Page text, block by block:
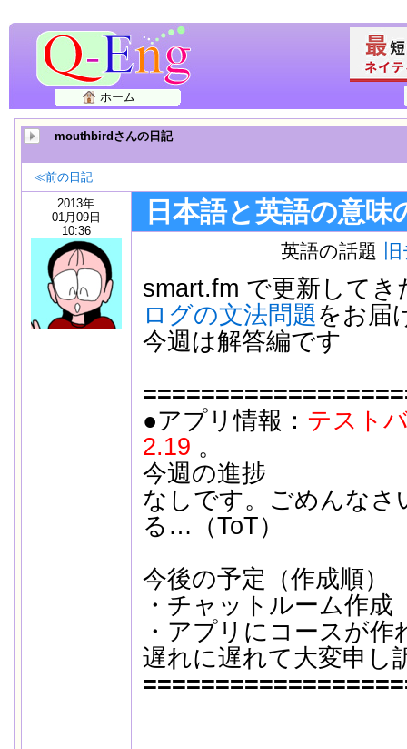
ホーム
mouthbirdさんの日記
≪前の日記
2013年
01月09日
10:36
日本語と英語の意味
英語の話題
smart.fm で更新してき
ログの文法問題をお届
今週は解答編です
●アプリ情報： テスト
2.19 。
今週の進捗
なしです。ごめんな
る…（ToT）
今後の予定（作成順）
・チャットルーム作成
・アプリにコースが
遅れに遅れて大変申し